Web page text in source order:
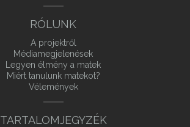
RÓLUNK
A projektről
Médiamegjelenések
Legyen élmény a matek
Miért tanulunk matekot?
Vélemények
TARTALOMJEGYZÉK